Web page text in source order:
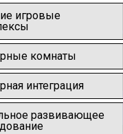
игровые
комнаты
интеграция
развивающее